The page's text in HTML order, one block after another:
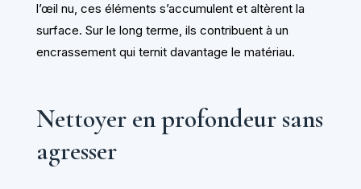
l’œil nu, ces éléments s’accumulent et altèrent la
surface. Sur le long terme, ils contribuent à un
encrassement qui ternit davantage le matériau.
Nettoyer en profondeur sans
agresser